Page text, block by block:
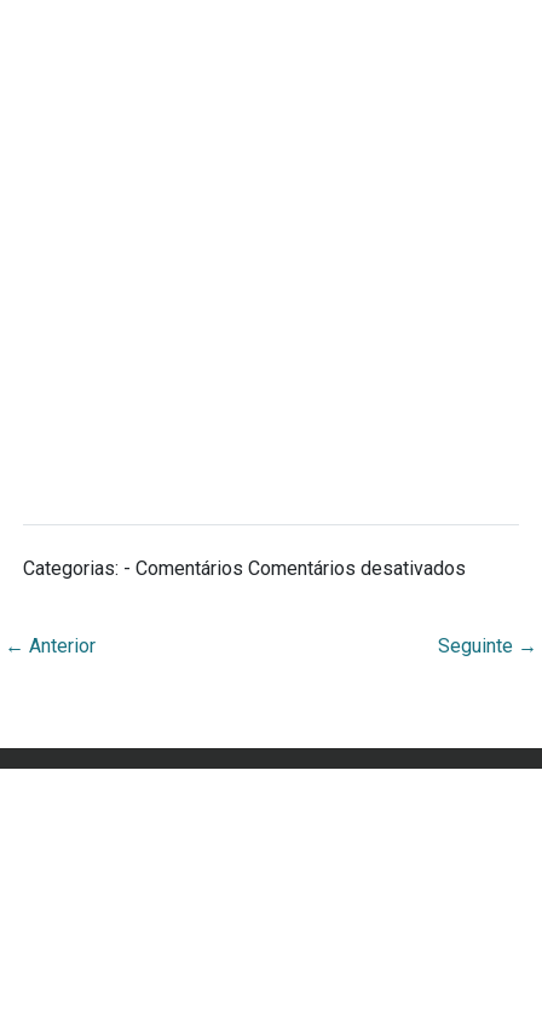
Categorias: - Comentários Comentários desativados
← Anterior Seguinte →